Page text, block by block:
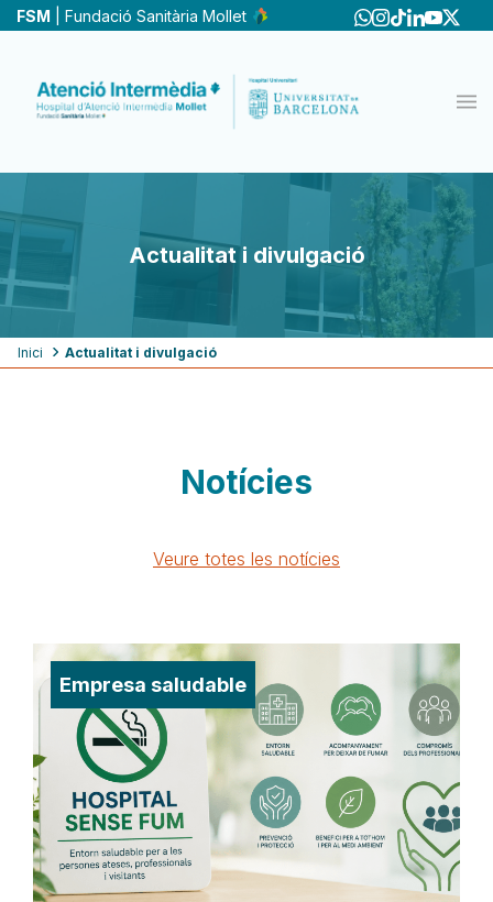
Vés
FSM | Fundació Sanitària Mollet
Actualitat i divulgació
Fil
Inici Actualitat i divulgació
Notícies
Veure totes les notícies
Empresa saludable